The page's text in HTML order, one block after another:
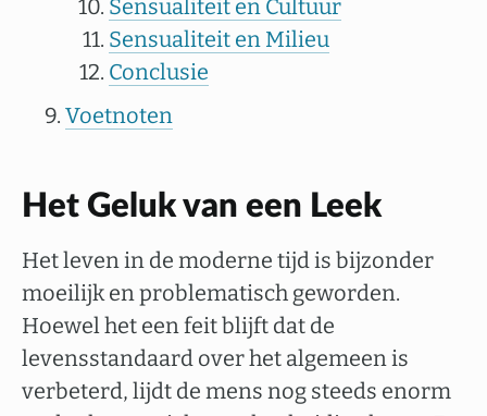
Sensualiteit en Cultuur
Sensualiteit en Milieu
Conclusie
Voetnoten
Het Geluk van een Leek
Het leven in de moderne tijd is bijzonder
moeilijk en problematisch geworden.
Hoewel het een feit blijft dat de
levensstandaard over het algemeen is
verbeterd, lijdt de mens nog steeds enorm